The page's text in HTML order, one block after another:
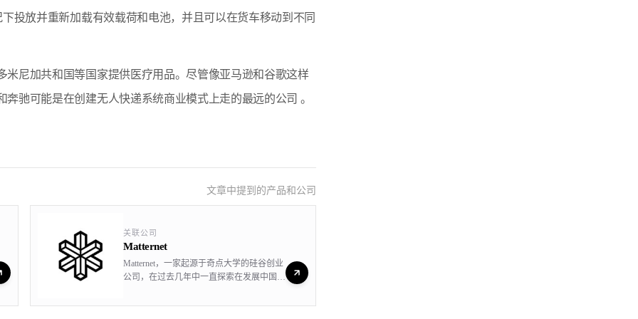
投放并重新加载有效载荷和电池，并且可以在货车移动到不同
米尼加共和国等国家提供医疗用品。尽管像亚马逊和谷歌这样
驰可能是在创建无人快递系统商业模式上走的最远的公司 。
文章中提到的产品和公司
关联公司
Matternet
Matternet，一家起源于奇点大学的硅谷创业
公司，在过去几年中一直探索在发展中国家
物和医疗物资运送到车辆难以到达的地区。